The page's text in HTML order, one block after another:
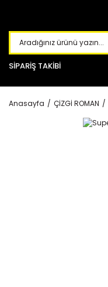
SİPARİŞ TAKİBİ
Anasayfa ÇİZGİ ROMAN